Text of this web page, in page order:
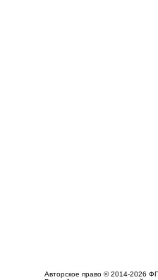
Авторское право © 2014-2026